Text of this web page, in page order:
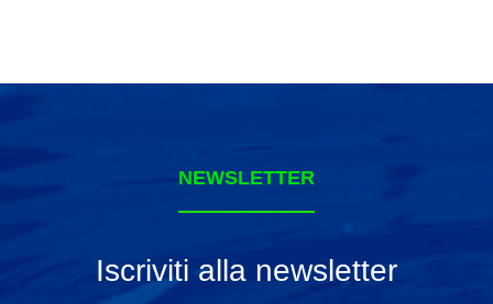
NEWSLETTER
Iscriviti alla newsletter